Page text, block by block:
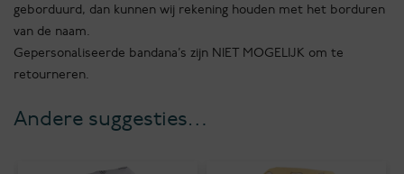
geborduurd, dan kunnen wij rekening houden met het borduren
van de naam.
Gepersonaliseerde bandana’s zijn NIET MOGELIJK om te
retourneren.
Andere suggesties…